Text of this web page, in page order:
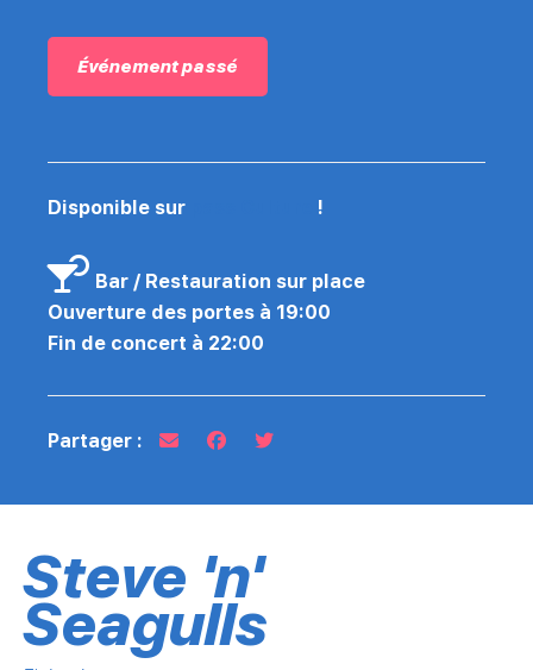
Événement passé
Disponible sur !
Bar / Restauration sur place
Ouverture des portes à 19:00
Fin de concert à 22:00
Partager :
Steve 'n'
Seagulls